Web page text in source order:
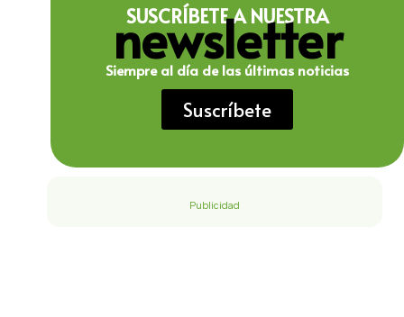
SUSCRÍBETE A NUESTRA
newsletter
Siempre al día de las últimas noticias
Suscríbete
Publicidad